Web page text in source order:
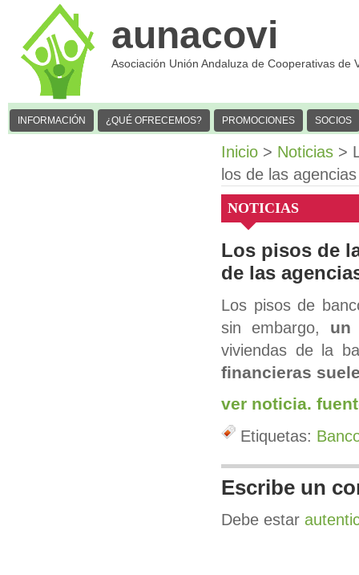
aunacovi
Asociación Unión Andaluza de Cooperativas de
INFORMACIÓN ¿QUÉ OFRECEMOS? PROMOCIONES SOCIOS
Inicio > Noticias >
los de las
NOTICIAS
Los pisos de
de las
Los pisos de
sin embargo, un
viviendas de la
financieras
ver noticia.
Etiquetas:
Escribe un
Debe estar